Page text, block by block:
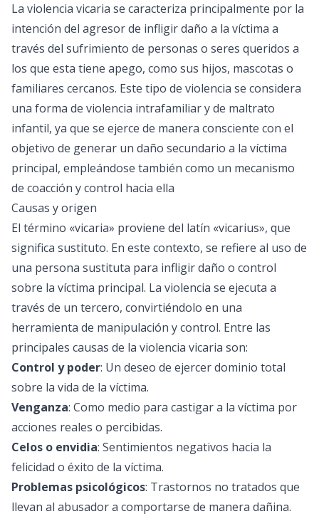
La violencia vicaria se caracteriza principalmente por la
intención del agresor de infligir daño a la víctima a
través del sufrimiento de personas o seres queridos a
los que esta tiene apego, como sus hijos, mascotas o
familiares cercanos. Este tipo de violencia se considera
una forma de violencia intrafamiliar y de maltrato
infantil, ya que se ejerce de manera consciente con el
objetivo de generar un daño secundario a la víctima
principal, empleándose también como un mecanismo
de coacción y control hacia ella
Causas y origen
El término «vicaria» proviene del latín «vicarius», que
significa sustituto. En este contexto, se refiere al uso de
una persona sustituta para infligir daño o control
sobre la víctima principal. La violencia se ejecuta a
través de un tercero, convirtiéndolo en una
herramienta de manipulación y control. Entre las
principales causas de la violencia vicaria son:
Control y poder: Un deseo de ejercer dominio total
sobre la vida de la víctima.
Venganza: Como medio para castigar a la víctima por
acciones reales o percibidas.
Celos o envidia: Sentimientos negativos hacia la
felicidad o éxito de la víctima.
Problemas psicológicos: Trastornos no tratados que
llevan al abusador a comportarse de manera dañina.